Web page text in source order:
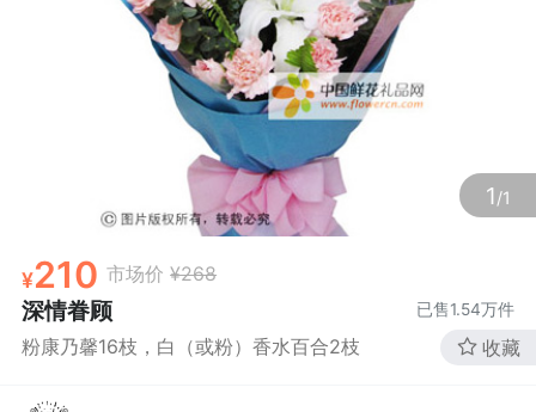
1/1
210 市场价 ¥268
深情眷顾 已售1.54万件
粉康乃馨16枝，白（或粉）香水百合2枝 收藏